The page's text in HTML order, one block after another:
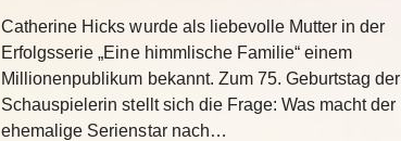
Catherine Hicks wurde als liebevolle Mutter in der
Erfolgsserie „Eine himmlische Familie“ einem
Millionenpublikum bekannt. Zum 75. Geburtstag der
Schauspielerin stellt sich die Frage: Was macht der
ehemalige Serienstar nach…